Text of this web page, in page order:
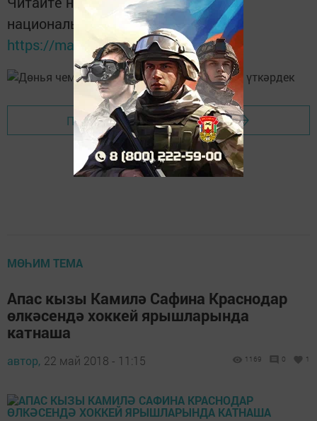
национальном мессенджере MАХ:
https://max.ru/tatmedia
Перейти на страницу новости
МӨҺИМ ТЕМА
Апас кызы Камилә Сафина Краснодар
өлкәсендә хоккей ярышларында
катнаша
автор, 22 май 2018 - 11:15 1169 0 1